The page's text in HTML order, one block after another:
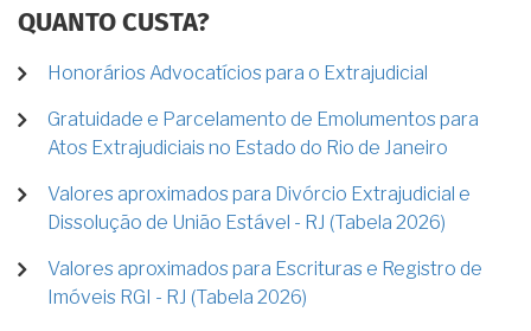
QUANTO CUSTA?
Honorários Advocatícios para o Extrajudicial
Gratuidade e Parcelamento de Emolumentos para
Atos Extrajudiciais no Estado do Rio de Janeiro
Valores aproximados para Divórcio Extrajudicial e
Dissolução de União Estável - RJ (Tabela 2026)
Valores aproximados para Escrituras e Registro de
Imóveis RGI - RJ (Tabela 2026)